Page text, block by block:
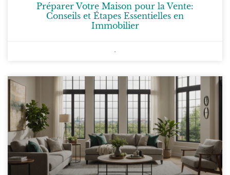
Préparer Votre Maison pour la Vente:
Conseils et Étapes Essentielles en
Immobilier